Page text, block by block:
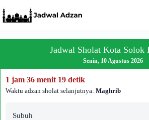
to
content
Jadwal Sholat Kota Solok
Senin, 10 Agustus 2026
1 jam 36 menit 19 detik
Waktu adzan sholat selanjutnya: Maghrib
Subuh